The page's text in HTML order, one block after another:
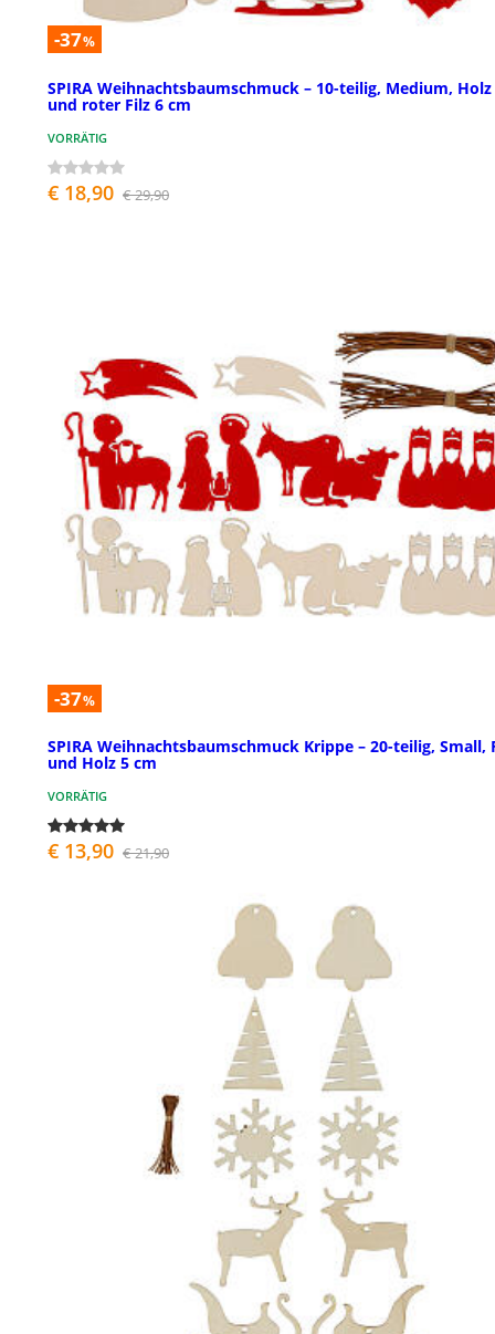
-37%
SPIRA Weihnachtsbaumschmuck – 10-teilig, Medium, Holz
und roter Filz 6 cm
VORRÄTIG
€ 18,90 € 29,90
-37%
SPIRA Weihnachtsbaumschmuck Krippe – 20-teilig, Small,
und Holz 5 cm
VORRÄTIG
€ 13,90 € 21,90